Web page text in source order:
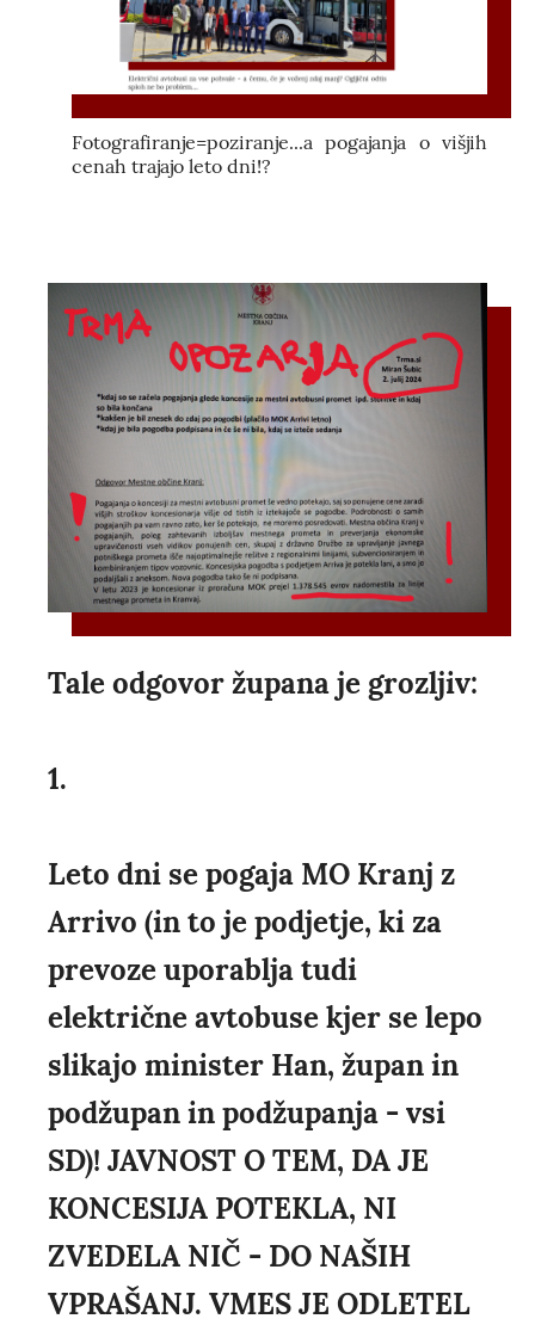
Fotografiranje=poziranje...a pogajanja o višjih
cenah trajajo leto dni!?
Tale odgovor župana je grozljiv:
1.
Leto dni se pogaja MO Kranj z
Arrivo (in to je podjetje, ki za
prevoze uporablja tudi
električne avtobuse kjer se lepo
slikajo minister Han, župan in
podžupan in podžupanja - vsi
SD)! JAVNOST O TEM, DA JE
KONCESIJA POTEKLA, NI
ZVEDELA NIČ - DO NAŠIH
VPRAŠANJ. VMES JE ODLETEL